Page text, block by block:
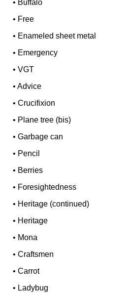
• Buffalo
• Free
• Enameled sheet metal
• Emergency
•VGT
•Advice
•Crucifixion
• Plane tree (bis)
•Garbage can
• Pencil
• Berries
• Foresightedness
• Heritage (continued)
• Heritage
• Mona
•Craftsmen
•Carrot
• Ladybug